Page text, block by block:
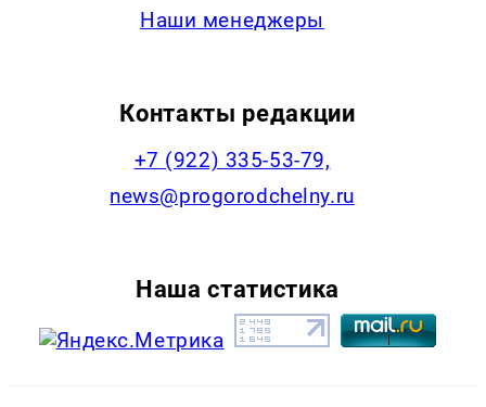
Наши менеджеры
Контакты редакции
+7 (922) 335-53-79,
news@progorodchelny.ru
Наша статистика